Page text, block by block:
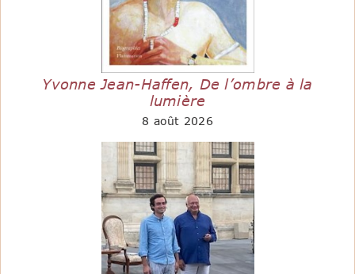
Yvonne Jean-Haffen, De l’ombre à la
lumière
8 août 2026